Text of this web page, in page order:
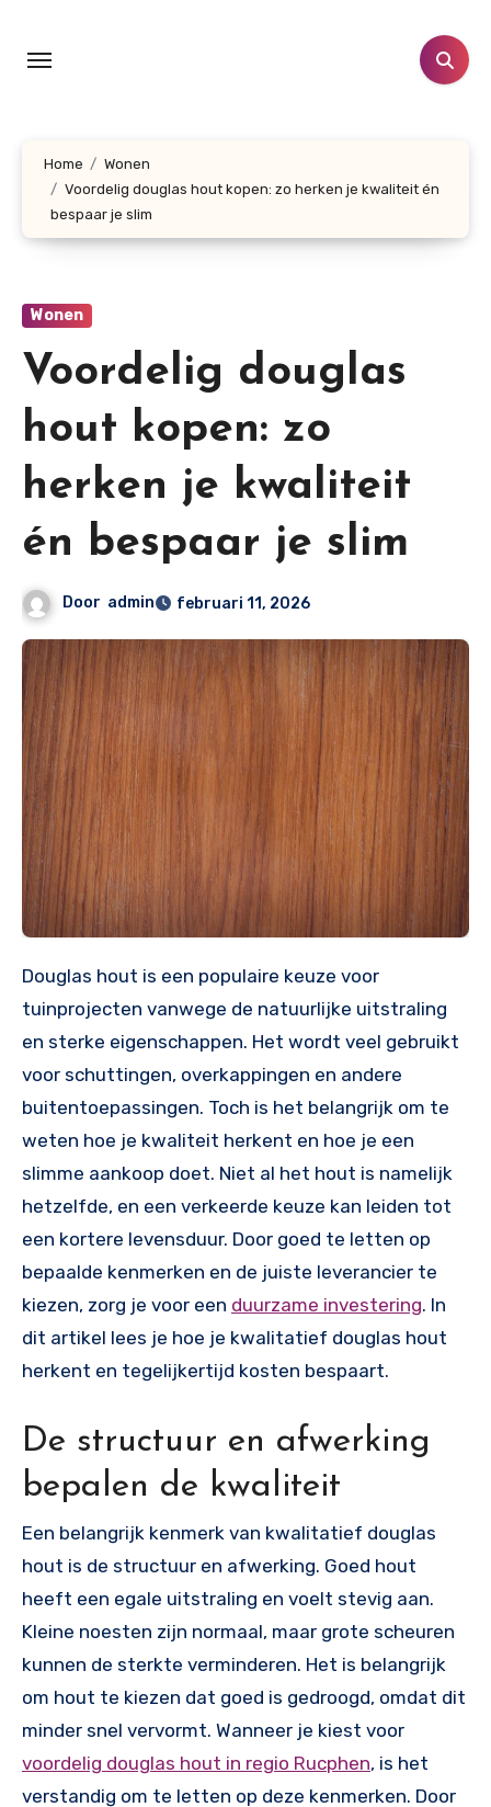
inhoud
Home
Wonen
Voordelig douglas hout kopen: zo herken je kwaliteit én
bespaar je slim
Wonen
Voordelig douglas
hout kopen: zo
herken je kwaliteit
én bespaar je slim
Door admin februari 11, 2026
Douglas hout is een populaire keuze voor
tuinprojecten vanwege de natuurlijke uitstraling
en sterke eigenschappen. Het wordt veel gebruikt
voor schuttingen, overkappingen en andere
buitentoepassingen. Toch is het belangrijk om te
weten hoe je kwaliteit herkent en hoe je een
slimme aankoop doet. Niet al het hout is namelijk
hetzelfde, en een verkeerde keuze kan leiden tot
een kortere levensduur. Door goed te letten op
bepaalde kenmerken en de juiste leverancier te
kiezen, zorg je voor een duurzame investering. In
dit artikel lees je hoe je kwalitatief douglas hout
herkent en tegelijkertijd kosten bespaart.
De structuur en afwerking
bepalen de kwaliteit
Een belangrijk kenmerk van kwalitatief douglas
hout is de structuur en afwerking. Goed hout
heeft een egale uitstraling en voelt stevig aan.
Kleine noesten zijn normaal, maar grote scheuren
kunnen de sterkte verminderen. Het is belangrijk
om hout te kiezen dat goed is gedroogd, omdat dit
minder snel vervormt. Wanneer je kiest voor
voordelig douglas hout in regio Rucphen, is het
verstandig om te letten op deze kenmerken. Door